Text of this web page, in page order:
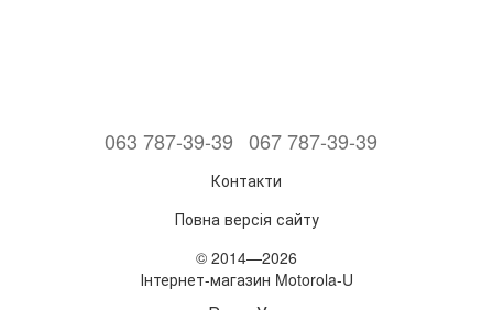
063 787-39-39 067 787-39-39
Контакти
Повна версія сайту
© 2014—2026
Інтернет-магазин Motorola-U